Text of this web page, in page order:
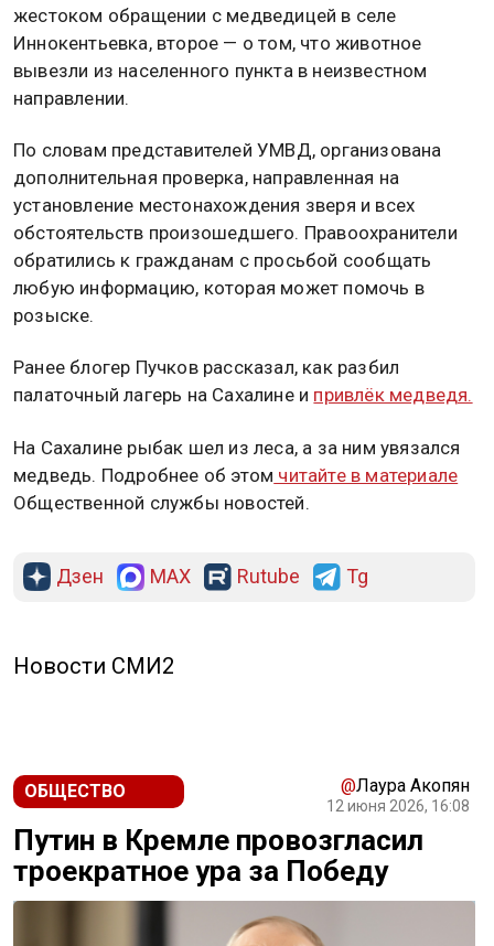
жестоком обращении с медведицей в селе
Иннокентьевка, второе — о том, что животное
вывезли из населенного пункта в неизвестном
направлении.
По словам представителей УМВД, организована
дополнительная проверка, направленная на
установление местонахождения зверя и всех
обстоятельств произошедшего. Правоохранители
обратились к гражданам с просьбой сообщать
любую информацию, которая может помочь в
розыске.
Ранее блогер Пучков рассказал, как разбил
палаточный лагерь на Сахалине и привлёк медведя.
На Сахалине рыбак шел из леса, а за ним увязался
медведь. Подробнее об этом читайте в материале
Общественной службы новостей.
Дзен MAX Rutube Tg
Новости СМИ2
ОБЩЕСТВО @Лаура Акопян
12 июня 2026, 16:08
Путин в Кремле провозгласил
троекратное ура за Победу